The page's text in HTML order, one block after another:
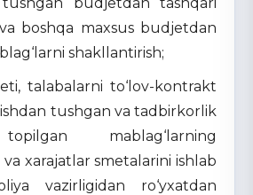
boshqa maxsus budjetdan
shakllantirish;
talabalarni to‘lov-kontrakt
tushgan va tadbirkorlik
mablag‘larning
xarajatlar smetalarini ishlab
vazirligidan ro‘yxatdan